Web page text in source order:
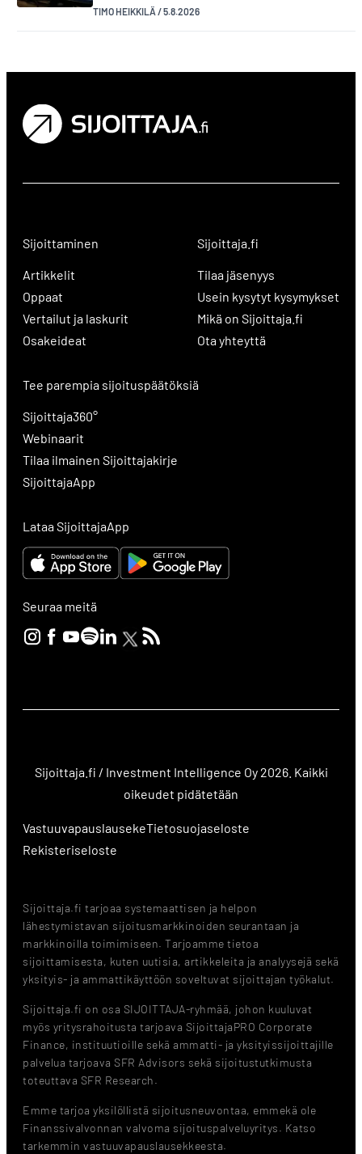
TIMO HEIKKILÄ /5.8.2026
Sijoittaminen
Artikkelit
Oppaat
Vertailut ja laskurit
Osakeideat
Sijoittaja.fi
Tilaa jäsenyys
Usein kysytyt kysymykset
Mikä on Sijoittaja.fi
Ota yhteyttä
Tee parempia sijoituspäätöksiä
Sijoittaja360°
Webinaarit
Tilaa ilmainen Sijoittajakirje
SijoittajaApp
Lataa SijoittajaApp
Seuraa meitä
Sijoittaja.fi / Investment Intelligence Oy 2026. Kaikki
oikeudet pidätetään
VastuuvapauslausekeTietosuojaseloste
Rekisteriseloste
Sijoittaja.fi tarjoaa systemaattisen ja helpon
lähestymistavan sijoitusmarkkinoiden seurantaan ja
markkinoilla toimimiseen. Tarjoamme tietoa
sijoittamisesta, kuten uutisia, artikkeleita ja analyysejä sekä
yksityis- ja ammattikäyttöön soveltuvat sijoittajan työkalut.
Sijoittaja.fi on osa SIJOITTAJA-ryhmää, johon kuuluvat
myös yritysrahoitusta tarjoava SijoittajaPRO Corporate
Finance, instituutioille sekä ammatti- ja yksityissijoittajille
palvelua tarjoava SFR Advisors sekä sijoitustutkimusta
toteuttava SFR Research.
Emme tarjoa yksilöllistä sijoitusneuvontaa, emmekä ole
Finanssivalvonnan valvoma sijoituspalveluyritys. Katso
tarkemmin vastuuvapauslausekkeesta.